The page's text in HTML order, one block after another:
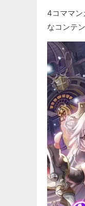
4コママン
なコンテ